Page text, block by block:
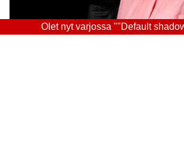
Olet nyt varjossa ""Default